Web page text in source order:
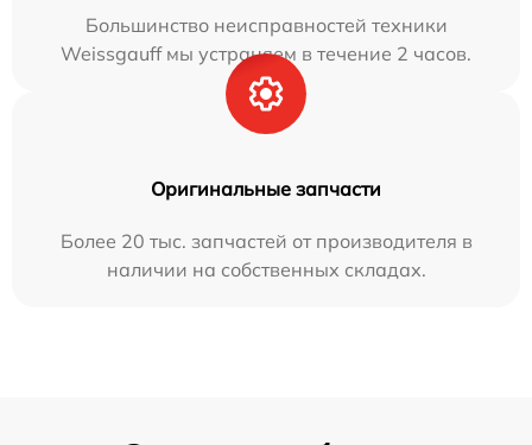
Большинство неисправностей техники
Weissgauff мы устраняем в течение 2 часов.
Оригинальные запчасти
Более 20 тыс. запчастей от производителя в
наличии на собственных складах.